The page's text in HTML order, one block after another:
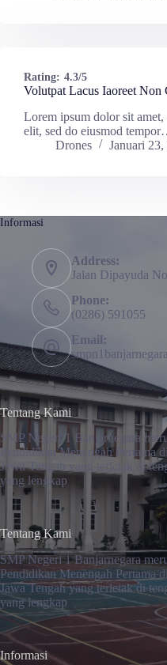
Rating: 4.3/5
Volutpat Lacus Iaoreet Non
Lorem ipsum dolor sit
elit, sed do eiusmod
Drones
Januari 23,
Informasi
Address:
Jalan Dipayuda
Phone:
(0286) 591055
Email:
Tentang Kami
SMP Negeri 1 Banjarnegara
Pendidikan Menengah Pertama
Jawa Tengah yang terletak di
yang lengkap
Tentang Kami
SMP Negeri 1 Banjarnegara
Pendidikan Menengah Pertama
Jawa Tengah yang terletak di
yang lengkap
Informasi